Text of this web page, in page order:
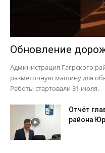
Обновление
Администрация Гагрского
разметочную машину для
Работы стартовали 31 июля.
Отчёт
района